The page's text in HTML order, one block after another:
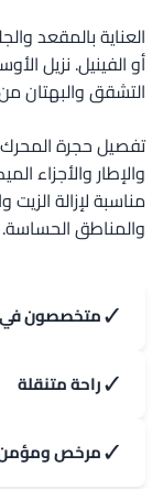
العناية بالمقعد
أو الفينيل. نزيل
التشقق والبهتان
تفصيل حجرة
والإطار والأجزاء
مناسبة لإزالة
والمناطق الحساسة.
✓متخصصون في
✓راحة متنقلة
✓مرخص